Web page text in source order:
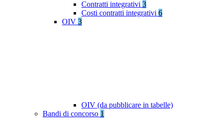
Contratti integrativi 3
Costi contratti integrativi 6
OIV 3
OIV (da pubblicare in tabelle)
Bandi di concorso 1